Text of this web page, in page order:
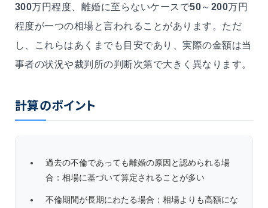
300万円程度、離婚に至らないケースで50～ 200万円
程度が一つの相場と言われることがあります。ただ
し、これらはあくまでも目安であり、実際の金額は当
事者の状況や裁判所の判断次第で大きく異なります。
計算のポイント
過去の不倫であっても離婚の原因と認められる場
合：相場に基づいて算定されることが多い
不倫期間が長期にわたる場合：相場よりも高額にな